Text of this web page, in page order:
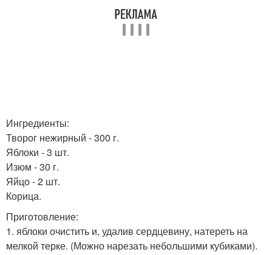
Ингредиенты:
Творог нежирный - 300 г.
Яблоки - 3 шт.
Изюм - 30 г.
Яйцо - 2 шт.
Корица.
Приготовление:
1. яблоки очистить и, удалив сердцевину, натереть на
мелкой терке. (Можно нарезать небольшими кубиками).